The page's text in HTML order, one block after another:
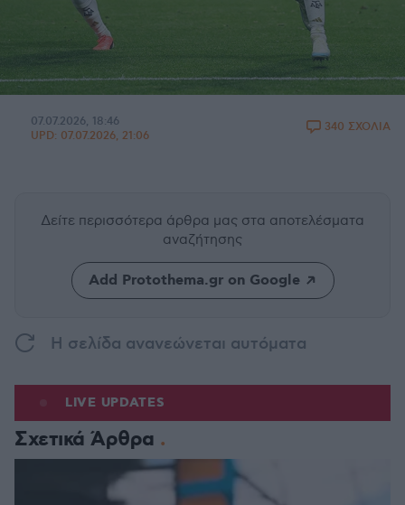
07.07.2026, 18:46
UPD: 07.07.2026, 21:06
340 ΣΧΟΛΙΑ
Δείτε περισσότερα άρθρα μας στα αποτελέσματα
αναζήτησης
Add Protothema.gr on Google
H σελίδα ανανεώνεται αυτόματα
LIVE UPDATES
Σχετικά Άρθρα